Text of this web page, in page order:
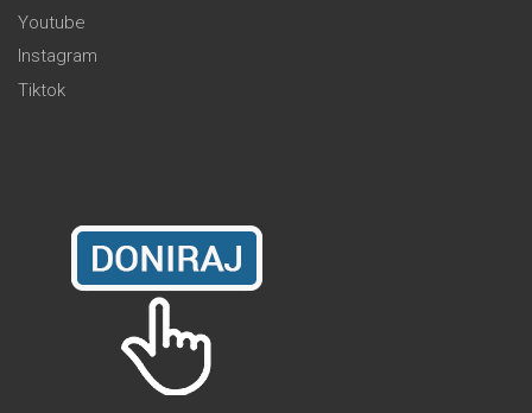
Youtube
Instagram
Tiktok